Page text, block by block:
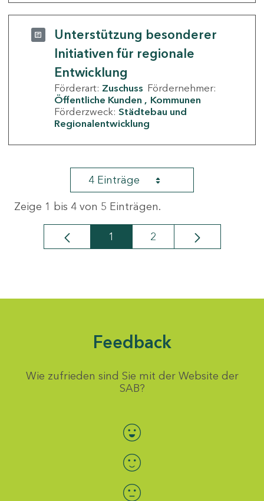
Unterstützung besonderer
Initiativen für regionale
Entwicklung
Förderart: Zuschuss Fördernehmer:
Öffentliche Kunden
Kommunen
Förderzweck: Städtebau und
Regionalentwicklung
4 Einträge
Zeige 1 bis 4 von 5 Einträgen.
Seite
1 Seite
2
Feedback
Wie zufrieden sind Sie mit der Website der
SAB?
Bewertung auswählen